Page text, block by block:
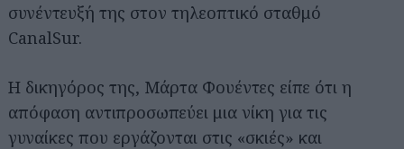
συνέντευξή της στον τηλεοπτικό σταθμό
CanalSur.
Η δικηγόρος της, Μάρτα Φουέντες είπε ότι η
απόφαση αντιπροσωπεύει μια νίκη για τις
γυναίκες που εργάζονται στις «σκιές» και
Αναζήτηση
για...